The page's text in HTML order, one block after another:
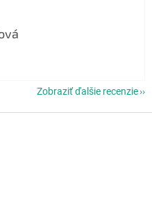
je 5 z 5 hviezdičiek.
Zobraziť ďalšie recenzie